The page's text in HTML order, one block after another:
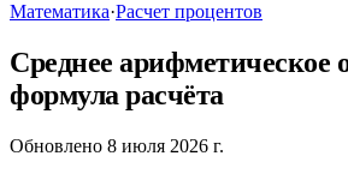
Математика·Расчет процентов
Среднее арифметическое
формула расчёта
Обновлено 8 июля 2026 г.